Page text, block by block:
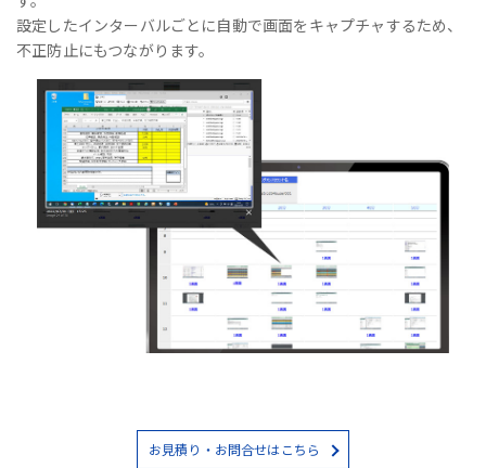
設定したインターバルごとに自動で画面をキャプチャするため、
不正防止にもつながります。
お見積り・お問合せはこちら